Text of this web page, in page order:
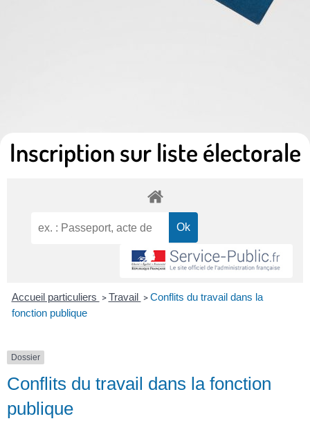
Inscription sur liste électorale
Accueil particuliers > Travail > Conflits du travail dans la
fonction publique
Dossier
Conflits du travail dans la fonction
publique